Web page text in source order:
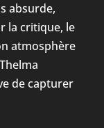
absurde,
la critique, le
atmosphère
de capturer